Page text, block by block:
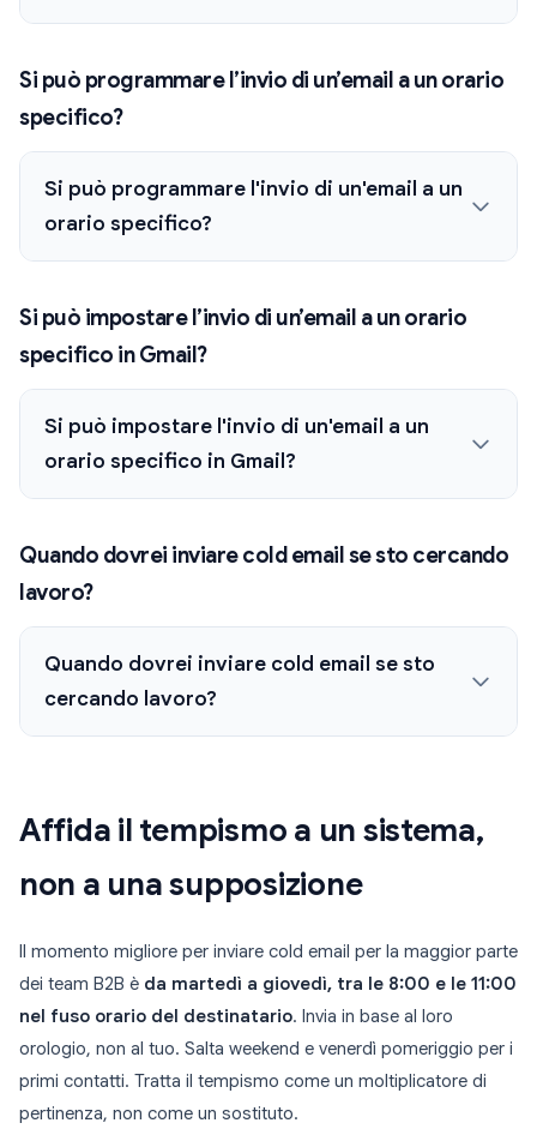
Si può programmare l’invio di un’email a un orario
specifico?
Si può programmare l'invio di un'email a un
orario specifico?
Si può impostare l’invio di un’email a un orario
specifico in Gmail?
Si può impostare l'invio di un'email a un
orario specifico in Gmail?
Quando dovrei inviare cold email se sto cercando
lavoro?
Quando dovrei inviare cold email se sto
cercando lavoro?
Affida il tempismo a un sistema,
non a una supposizione
Il momento migliore per inviare cold email per la maggior parte
dei team B2B è da martedì a giovedì, tra le 8:00 e le 11:00
nel fuso orario del destinatario. Invia in base al loro
orologio, non al tuo. Salta weekend e venerdì pomeriggio per i
primi contatti. Tratta il tempismo come un moltiplicatore di
pertinenza, non come un sostituto.